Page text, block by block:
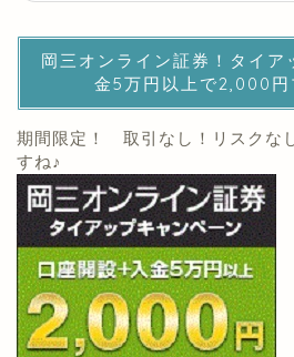
岡三オンライン証券！タイア
金5万円以上で2,000円
期間限定！ 取引なし！リスクな
すね♪